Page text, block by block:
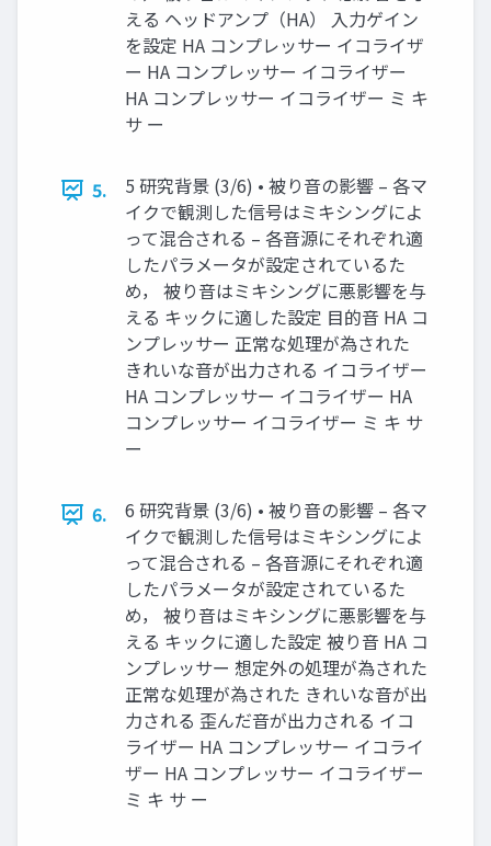
える ヘッドアンプ（HA） 入力ゲイン
を設定 HA コンプレッサー イコライザ
ー HA コンプレッサー イコライザー
HA コンプレッサー イコライザー ミ キ
サ ー
5.
5 研究背景 (3/6) • 被り音の影響 – 各マ
イクで観測した信号はミキシングによ
って混合される – 各音源にそれぞれ適
したパラメータが設定されているた
め， 被り音はミキシングに悪影響を与
える キックに適した設定 目的音 HA コ
ンプレッサー 正常な処理が為された
きれいな音が出力される イコライザー
HA コンプレッサー イコライザー HA
コンプレッサー イコライザー ミ キ サ
ー
6.
6 研究背景 (3/6) • 被り音の影響 – 各マ
イクで観測した信号はミキシングによ
って混合される – 各音源にそれぞれ適
したパラメータが設定されているた
め， 被り音はミキシングに悪影響を与
える キックに適した設定 被り音 HA コ
ンプレッサー 想定外の処理が為された
正常な処理が為された きれいな音が出
力される 歪んだ音が出力される イコ
ライザー HA コンプレッサー イコライ
ザー HA コンプレッサー イコライザー
ミ キ サ ー